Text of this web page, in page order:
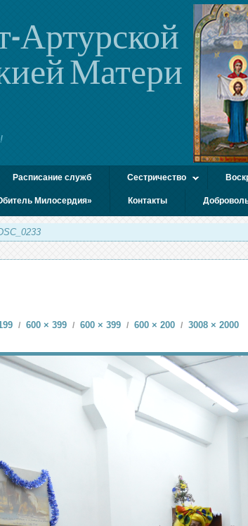
Артурской
Матери
Расписание служб Сестричество
Милосердия» Контакты
/ 600 × 399 / 600 × 399 / 600 × 200 / 3008 × 2000